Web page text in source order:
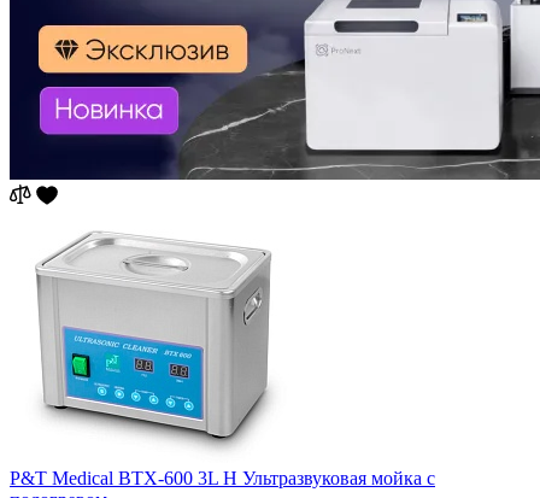
P&T Medical BTX-600 3L H Ультразвуковая мойка с